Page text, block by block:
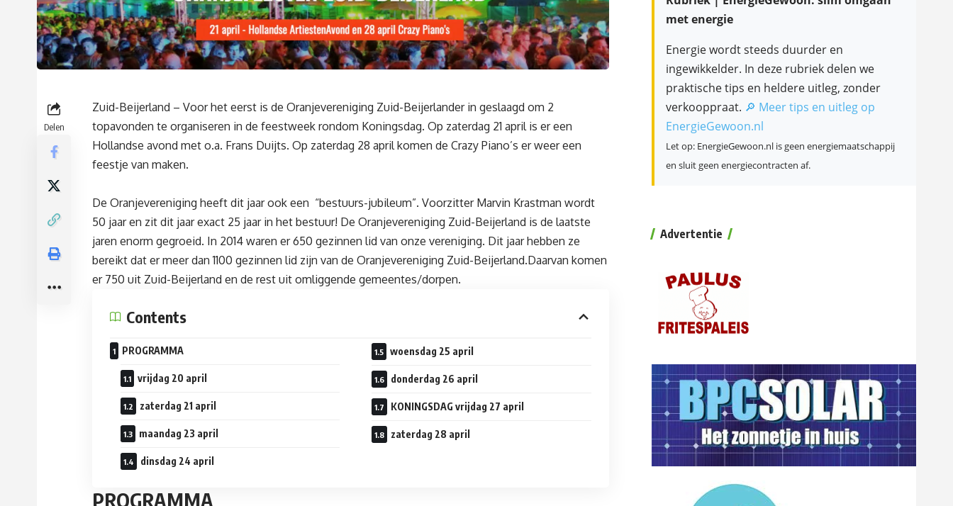
Delen
Zuid-Beijerland – Voor het eerst is de Oranjevereniging Zuid-Beijerlander in geslaagd om 2
topavonden te organiseren in de feestweek rondom Koningsdag. Op zaterdag 21 april is er een
Hollandse avond met o.a. Frans Duijts. Op zaterdag 28 april komen de Crazy Piano’s er weer een
feestje van maken.
De Oranjevereniging heeft dit jaar ook een “bestuurs-jubileum”. Voorzitter Marvin Krastman wordt
50 jaar en zit dit jaar exact 25 jaar in het bestuur! De Oranjevereniging Zuid-Beijerland is de laatste
jaren enorm gegroeid. In 2014 waren er 650 gezinnen lid van onze vereniging. Dit jaar hebben ze
bereikt dat er meer dan 1100 gezinnen lid zijn van de Oranjevereniging Zuid-Beijerland.Daarvan komen
er 750 uit Zuid-Beijerland en de rest uit omliggende gemeentes/dorpen.
Contents
PROGRAMMA
vrijdag 20 april
zaterdag 21 april
maandag 23 april
dinsdag 24 april
woensdag 25 april
donderdag 26 april
KONINGSDAG vrijdag 27 april
zaterdag 28 april
PROGRAMMA
met energie
Energie wordt steeds duurder en
ingewikkelder. In deze rubriek delen we
praktische tips en heldere uitleg, zonder
verkooppraat. 🔎 Meer tips en uitleg op
EnergieGewoon.nl
Let op: EnergieGewoon.nl is geen energiemaatschappij
en sluit geen energiecontracten af.
Advertentie